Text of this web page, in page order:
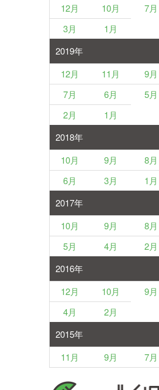
12月
10月 7月
3月
1月
2019年
12月
11月 9月
7月
6月 5月
2月
1月
2018年
10月
9月 8月
6月
3月
1月
2017年
10月
9月 8月
5月
4月 2月
2016年
12月
10月 9月
4月
2月
2015年
11月
9月 7月